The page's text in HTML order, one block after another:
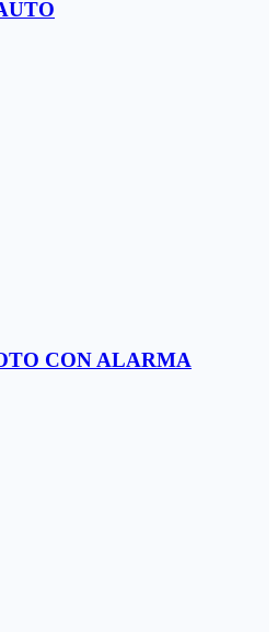
CON ALARMA